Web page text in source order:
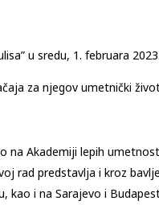
u sredu, 1. februara
za njegov umetnički
na Akademiji lepih
rad predstavlja i kroz
kao i na Sarajevo i